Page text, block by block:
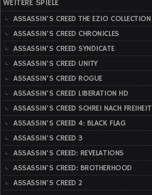
WEITERE SPIELE
ASSASSIN'S CREED THE EZIO COLLECTION
ASSASSIN'S CREED CHRONICLES
ASSASSIN'S CREED SYNDICATE
ASSASSIN'S CREED UNITY
ASSASSIN'S CREED ROGUE
ASSASSIN'S CREED LIBERATION HD
ASSASSIN'S CREED SCHREI NACH FREIHEIT
ASSASSIN'S CREED 4: BLACK FLAG
ASSASSIN'S CREED 3
ASSASSIN'S CREED: REVELATIONS
ASSASSIN'S CREED: BROTHERHOOD
ASSASSIN'S CREED 2